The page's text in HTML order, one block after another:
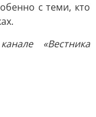
с теми, кто
«Вестника